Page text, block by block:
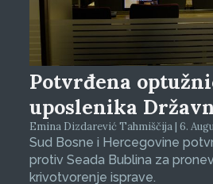
Potvrđena
uposlenika
Emina Dizdarević Tahmiščija | 6.
Sud Bosne i Hercegovine
protiv Seada Bublina za
krivotvorenje isprave.